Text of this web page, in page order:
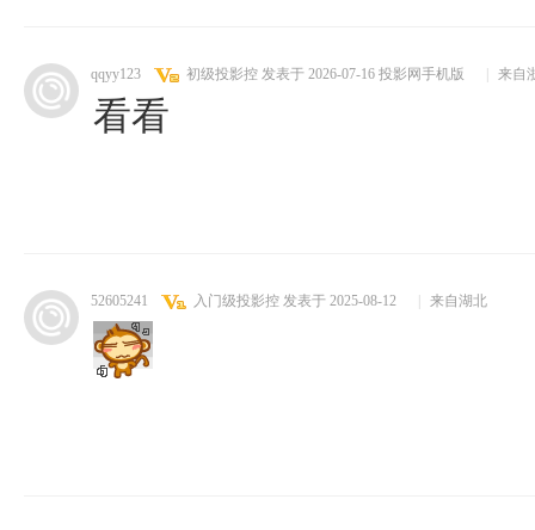
qqyy123 初级投影控 发表于 2026-07-16 投影网手机版 来自
看看
52605241 入门级投影控 发表于 2025-08-12 来自湖北